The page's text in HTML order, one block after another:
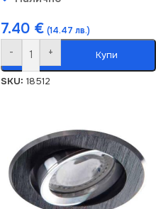
7.40 € (14.47 лв.)
- + Купи
SKU: 18512